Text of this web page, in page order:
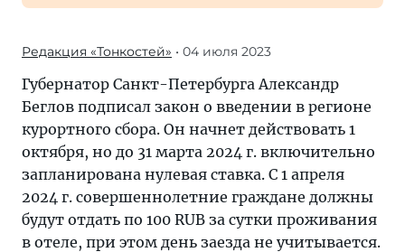
Редакция «Тонкостей» • 04 июля 2023
Губернатор Санкт-Петербурга Александр
Беглов подписал закон о введении в регионе
курортного сбора. Он начнет действовать 1
октября, но до 31 марта 2024 г. включительно
запланирована нулевая ставка. С 1 апреля
2024 г. совершеннолетние граждане должны
будут отдать по 100 RUB за сутки проживания
в отеле, при этом день заезда не учитывается.